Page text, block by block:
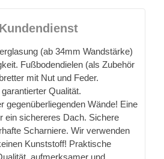
(ab 34mm Wandstärke)
Fußbodendielen (als Zubehör
mit Nut und Feder.
Qualität.
gegenüberliegenden Wände! Eine
ein sichereres Dach. Sichere
Scharniere. Wir verwenden
Kunststoff! Praktische